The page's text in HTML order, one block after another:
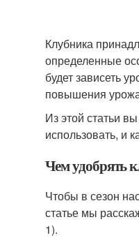
Клубника
определенные
будет зависеть
повышения
Из этой статьи
использовать, и
Чем удобрять
Чтобы в сезон
статье мы
1).